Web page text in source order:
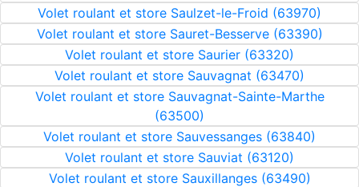
Volet roulant et store Saulzet-le-Froid (63970)
Volet roulant et store Sauret-Besserve (63390)
Volet roulant et store Saurier (63320)
Volet roulant et store Sauvagnat (63470)
Volet roulant et store Sauvagnat-Sainte-Marthe
(63500)
Volet roulant et store Sauvessanges (63840)
Volet roulant et store Sauviat (63120)
Volet roulant et store Sauxillanges (63490)